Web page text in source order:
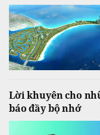
Lời khuyên cho
báo đầy bộ nhớ